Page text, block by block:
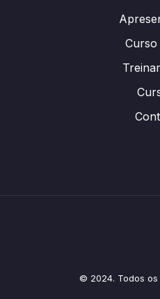
Curso
© 2024. Todos os